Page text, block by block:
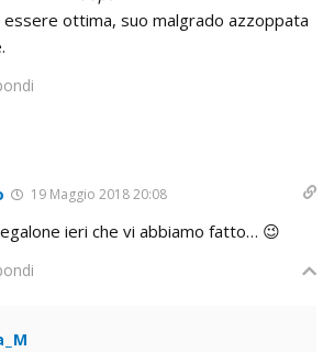
ottima, suo malgrado azzoppata
19 Maggio 2018 20:08
ieri che vi abbiamo fatto… 😉